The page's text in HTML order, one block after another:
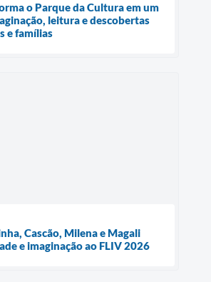
o Parque da Cultura em um
leitura e descobertas
e famílias
Cascão, Milena e Magali
e imaginação ao FLIV 2026